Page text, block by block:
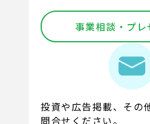
事業相談・プレ
投資や広告掲載、その
問合せください。